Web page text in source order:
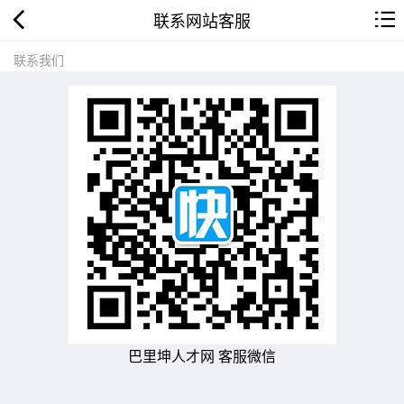
联系网站客服
联系我们
巴里坤人才网 客服微信